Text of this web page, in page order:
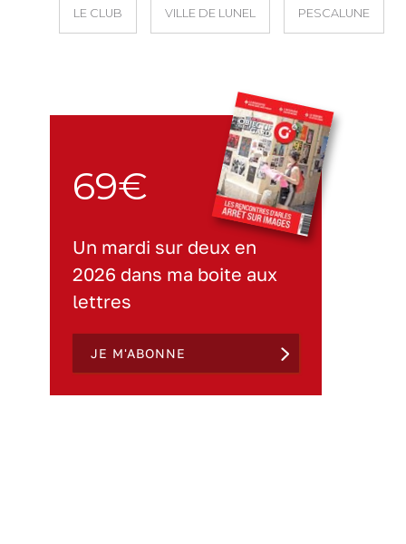
LE CLUB VILLE DE LUNEL PESCALUNE
69€
Un mardi sur deux en
2026 dans ma boite aux
lettres
JE M'ABONNE